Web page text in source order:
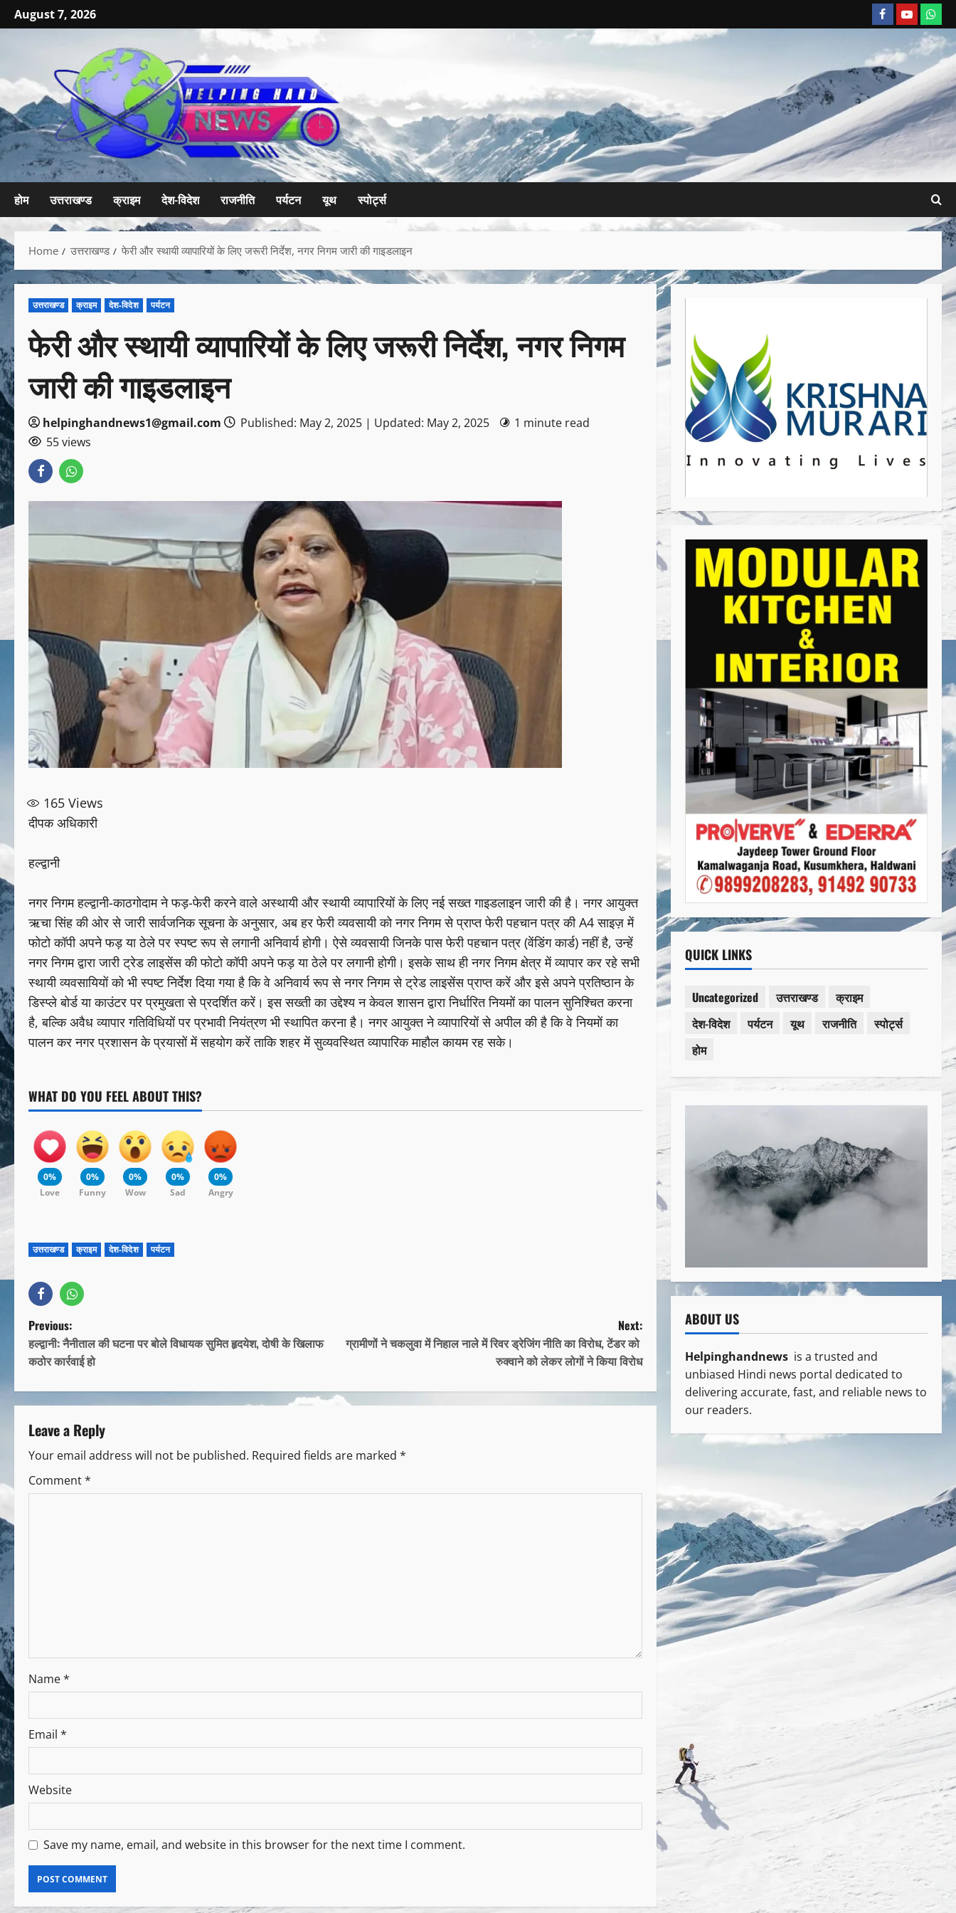
August 7, 2026
होम उत्तराखण्ड क्राइम देश-विदेश राजनीति पर्यटन यूथ स्पोर्ट्स
Home उत्तराखण्ड फेरी और स्थायी व्यापारियों के लिए जरूरी निर्देश, नगर निगम जारी की गाइडलाइन
उत्तराखण्ड क्राइम देश-विदेश पर्यटन
फेरी और स्थायी व्यापारियों के लिए जरूरी निर्देश, नगर निगम
जारी की गाइडलाइन
helpinghandnews1@gmail.com Published: May 2, 2025 | Updated: May 2, 2025
1 minute read
55 views
165 Views
दीपक अधिकारी
हल्द्वानी
नगर निगम हल्द्वानी-काठगोदाम ने फड़-फेरी करने वाले अस्थायी और स्थायी व्यापारियों के लिए नई सख्त गाइडलाइन जारी की है। नगर आयुक्त
ऋचा सिंह की ओर से जारी सार्वजनिक सूचना के अनुसार, अब हर फेरी व्यवसायी को नगर निगम से प्राप्त फेरी पहचान पत्र की A4 साइज़ में
फोटो कॉपी अपने फड़ या ठेले पर स्पष्ट रूप से लगानी अनिवार्य होगी। ऐसे व्यवसायी जिनके पास फेरी पहचान पत्र (वेंडिंग कार्ड) नहीं है, उन्हें
नगर निगम द्वारा जारी ट्रेड लाइसेंस की फोटो कॉपी अपने फड़ या ठेले पर लगानी होगी। इसके साथ ही नगर निगम क्षेत्र में व्यापार कर रहे सभी
स्थायी व्यवसायियों को भी स्पष्ट निर्देश दिया गया है कि वे अनिवार्य रूप से नगर निगम से ट्रेड लाइसेंस प्राप्त करें और इसे अपने प्रतिष्ठान के
डिस्प्ले बोर्ड या काउंटर पर प्रमुखता से प्रदर्शित करें। इस सख्ती का उद्देश्य न केवल शासन द्वारा निर्धारित नियमों का पालन सुनिश्चित करना
है, बल्कि अवैध व्यापार गतिविधियों पर प्रभावी नियंत्रण भी स्थापित करना है। नगर आयुक्त ने व्यापारियों से अपील की है कि वे नियमों का
पालन कर नगर प्रशासन के प्रयासों में सहयोग करें ताकि शहर में सुव्यवस्थित व्यापारिक माहौल कायम रह सके।
WHAT DO YOU FEEL ABOUT THIS?
0%
Love
0%
Funny
0%
Wow
0%
Sad
0%
Angry
उत्तराखण्ड क्राइम देश-विदेश पर्यटन
Previous:
हल्द्वानी: नैनीताल की घटना पर बोले विधायक सुमित हृदयेश, दोषी के खिलाफ
कठोर कार्रवाई हो
Next:
ग्रामीणों ने चकलुवा में निहाल नाले में रिवर ड्रेजिंग नीति का विरोध, टेंडर को
रुक्वाने को लेकर लोगों ने किया विरोध
Leave a Reply
Your email address will not be published. Required fields are marked *
Comment*
Name*
Email *
Website
Save my name, email, and website in this browser for the next time I comment.
QUICK LINKS
Uncategorized उत्तराखण्ड
क्राइम
देश-विदेश
पर्यटन यूथ राजनीति
स्पोर्ट्स
होम
ABOUT US
Helpinghandnews is a trusted and
unbiased Hindi news portal dedicated to
delivering accurate, fast, and reliable news to
our readers.